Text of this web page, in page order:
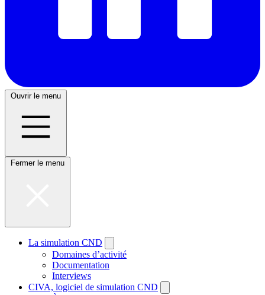
Ouvrir le menu
Fermer le menu
La simulation CND
Domaines d’activité
Documentation
Interviews
CIVA, logiciel de simulation CND